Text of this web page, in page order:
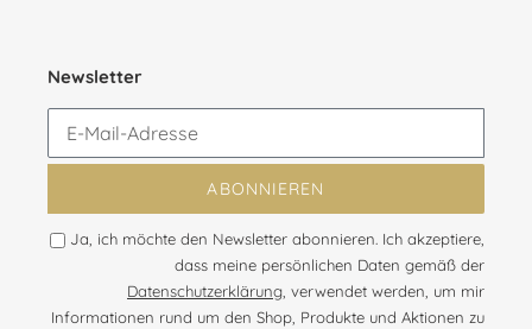
Newsletter
ABONNIEREN
Ja, ich möchte den Newsletter abonnieren. Ich akzeptiere,
dass meine persönlichen Daten gemäß der
Datenschutzerklärung, verwendet werden, um mir
Informationen rund um den Shop, Produkte und Aktionen zu